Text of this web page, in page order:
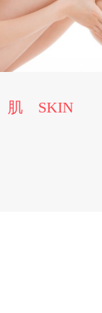
肌 SKIN